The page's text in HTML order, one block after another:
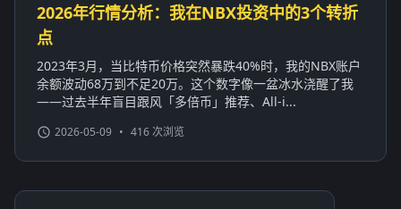
2026年行情分析：我在NBX投资中的3个转折
点
2023年3月，当比特币价格突然暴跌40%时，我的NBX账户
余额波动68万到不足20万。这个数字像一盆冰水浇醒了我
——过去半年盲目跟风「多倍币」推荐、All-i...
2026-05-09 • 416 次浏览